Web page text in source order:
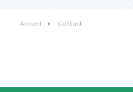
CONTACT
Accueil Contact